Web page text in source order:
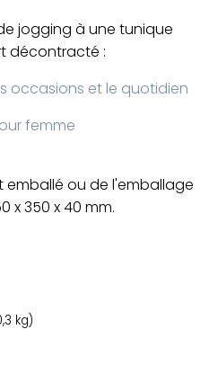
jogging à une tunique
décontracté :
occasions et le quotidien
femme
emballé ou de l'emballage
x 350 x 40 mm.
kg)